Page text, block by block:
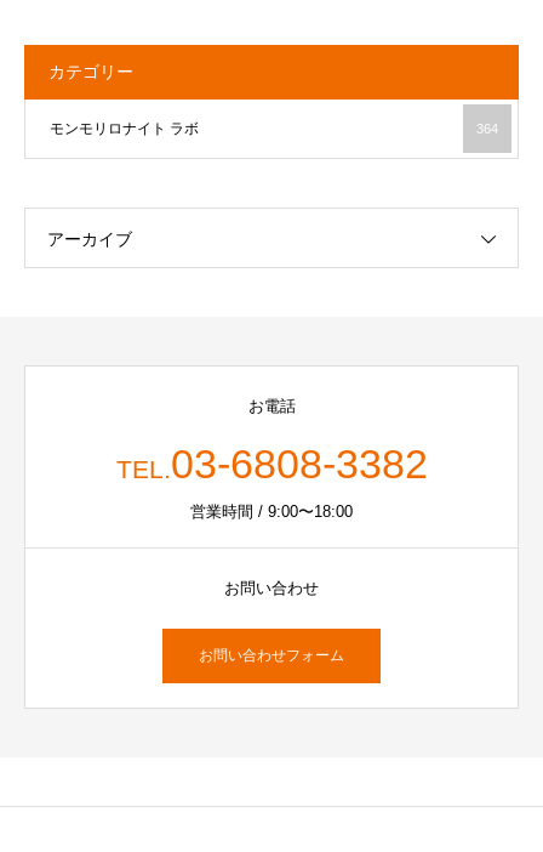
カテゴリー
モンモリロナイト ラボ 364
アーカイブ
お電話
TEL.03-6808-3382
営業時間 / 9:00〜18:00
お問い合わせ
お問い合わせフォーム